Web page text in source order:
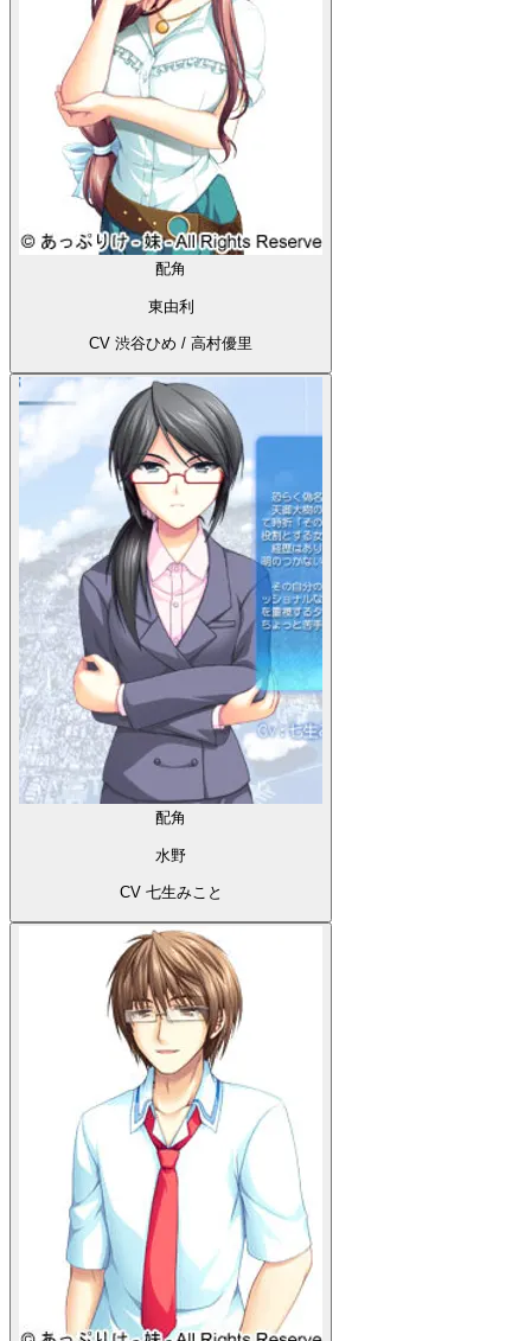
配角
東由利
CV 渋谷ひめ / 高村優里
配角
水野
CV 七生みこと